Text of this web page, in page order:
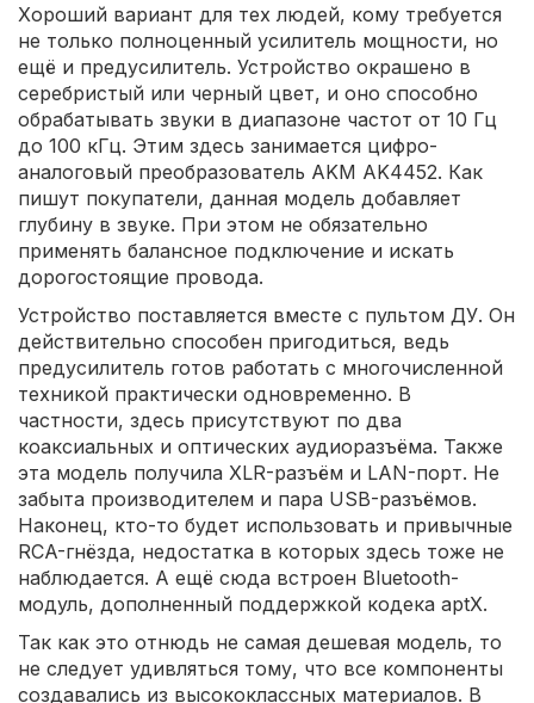
Хороший вариант для тех людей, кому требуется
не только полноценный усилитель мощности, но
ещё и предусилитель. Устройство окрашено в
серебристый или черный цвет, и оно способно
обрабатывать звуки в диапазоне частот от 10 Гц
до 100 кГц. Этим здесь занимается цифро-
аналоговый преобразователь AKM AK4452. Как
пишут покупатели, данная модель добавляет
глубину в звуке. При этом не обязательно
применять балансное подключение и искать
дорогостоящие провода.
Устройство поставляется вместе с пультом ДУ. Он
действительно способен пригодиться, ведь
предусилитель готов работать с многочисленной
техникой практически одновременно. В
частности, здесь присутствуют по два
коаксиальных и оптических аудиоразъёма. Также
эта модель получила XLR-разъём и LAN-порт. Не
забыта производителем и пара USB-разъёмов.
Наконец, кто-то будет использовать и привычные
RCA-гнёзда, недостатка в которых здесь тоже не
наблюдается. А ещё сюда встроен Bluetooth-
модуль, дополненный поддержкой кодека aptX.
Так как это отнюдь не самая дешевая модель, то
не следует удивляться тому, что все компоненты
создавались из высококлассных материалов. В